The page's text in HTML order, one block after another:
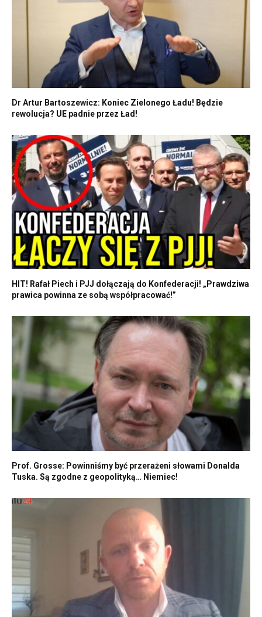
Dr Artur Bartoszewicz: Koniec Zielonego Ładu! Będzie
rewolucja? UE padnie przez Ład!
HIT! Rafał Piech i PJJ dołączają do Konfederacji! „Prawdziwa
prawica powinna ze sobą współpracować!”
Prof. Grosse: Powinniśmy być przerażeni słowami Donalda
Tuska. Są zgodne z geopolityką… Niemiec!